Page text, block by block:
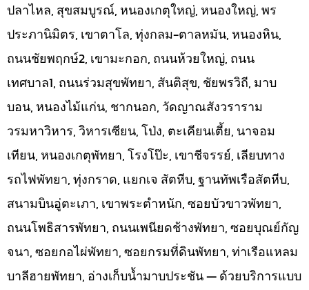
ปลาไหล, สุขสมบูรณ์, หนองเกตุใหญ่, หนองใหญ่, พร
ประภานิมิตร, เขาตาโล, ทุ่งกลม-ตาลหมัน, หนองหิน,
ถนนชัยพฤกษ์2, เขามะกอก, ถนนห้วยใหญ่, ถนน
เทศบาล1, ถนนร่วมสุขพัทยา, สันติสุข, ชัยพรวิถี, มาบ
บอน, หนองไม้แก่น, ชากนอก, วัดญาณสังวราราม
วรมหาวิหาร, วิหารเซียน, โป่ง, ตะเคียนเตี้ย, นาจอม
เทียน, หนองเกตุพัทยา, โรงโป๊ะ, เขาชีจรรย์, เลียบทาง
รถไฟพัทยา, ทุ่งกราด, แยกเจ สัตหีบ, ฐานทัพเรือสัตหีบ,
สนามบินอู่ตะเภา, เขาพระตำหนัก, ซอยบัวขาวพัทยา,
ถนนโพธิสารพัทยา, ถนนเพนียดช้างพัทยา, ซอยบุณย์กัญ
จนา, ซอยกอไผ่พัทยา, ซอยกรมที่ดินพัทยา, ท่าเรือแหลม
บาลีฮายพัทยา, อ่างเก็บน้ำมาบประชัน — ด้วยบริการแบบ